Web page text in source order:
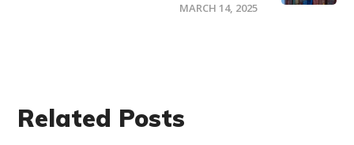
MARCH 14, 2025
Related Posts